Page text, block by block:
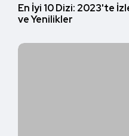
En İyi 10 Dizi: 2023'te
ve Yenilikler